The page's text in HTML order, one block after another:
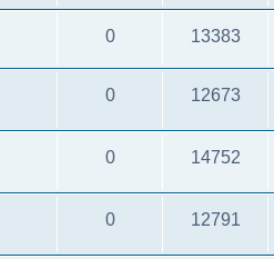
0 13383
0 12673
0 14752
0 12791